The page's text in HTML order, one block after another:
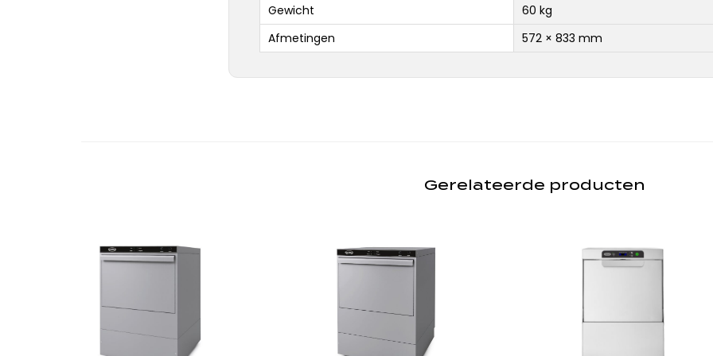
Gewicht
60 kg
Afmetingen
572 × 833 mm
Gerelateerde producten